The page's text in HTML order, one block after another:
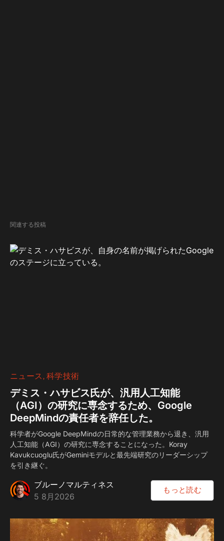
関連する投稿
ニュース 科学技術
デミス・ハサビス氏が、汎用人工知能
（AGI）の研究に専念するため、Google
DeepMindの責任者を辞任した。
科学者がGoogle DeepMindの日常的な管理業務から退き、汎用
人工知能（AGI）の研究に専念することになった。Koray
Kavukcuoglu氏がGeminiモデルと最先端研究のリーダーシップ
を引き継ぐ。
ブルーノマルティネス
5 8月2026
もっと読む